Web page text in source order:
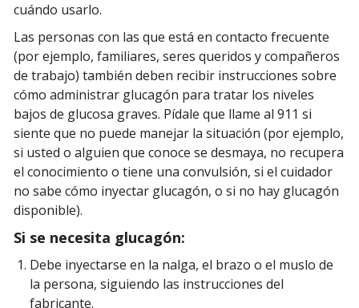
cuándo usarlo.
Las personas con las que está en contacto frecuente
(por ejemplo, familiares, seres queridos y compañeros
de trabajo) también deben recibir instrucciones sobre
cómo administrar glucagón para tratar los niveles
bajos de glucosa graves. Pídale que llame al 911 si
siente que no puede manejar la situación (por ejemplo,
si usted o alguien que conoce se desmaya, no recupera
el conocimiento o tiene una convulsión, si el cuidador
no sabe cómo inyectar glucagón, o si no hay glucagón
disponible).
Si se necesita glucagón:
Debe inyectarse en la nalga, el brazo o el muslo de
la persona, siguiendo las instrucciones del
fabricante.